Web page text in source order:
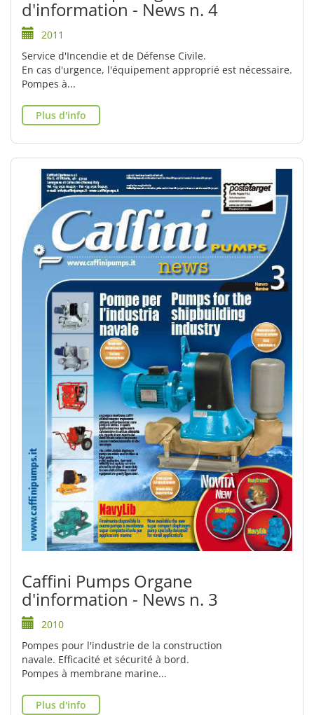
d'information - News n. 4
2011
Service d'Incendie et de Défense Civile.
En cas d'urgence, l'équipement approprié est nécessaire.
Pompes à...
Plus d'info
Caffini Pumps Organe
d'information - News n. 3
2010
Pompes pour l'industrie de la construction
navale. Efficacité et sécurité à bord.
Pompes à membrane marine...
Plus d'info